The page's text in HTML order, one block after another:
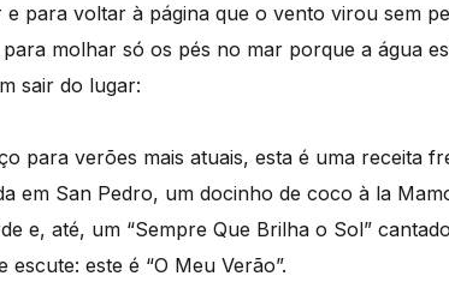
para voltar à página que o vento virou sem
molhar só os pés no mar porque a água
sair do lugar:
para verões mais atuais, esta é uma receita
em San Pedro, um docinho de coco à la
e, até, um “Sempre Que Brilha o Sol”
este é “O Meu Verão”.